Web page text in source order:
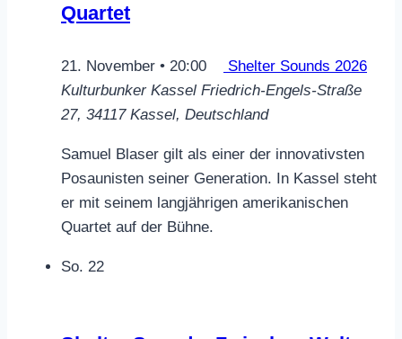
Quartet
21. November • 20:00
Shelter Sounds 2026
Kulturbunker Kassel Friedrich-Engels-Straße
27, 34117 Kassel, Deutschland
Samuel Blaser gilt als einer der innovativsten
Posaunisten seiner Generation. In Kassel steht
er mit seinem langjährigen amerikanischen
Quartet auf der Bühne.
So. 22